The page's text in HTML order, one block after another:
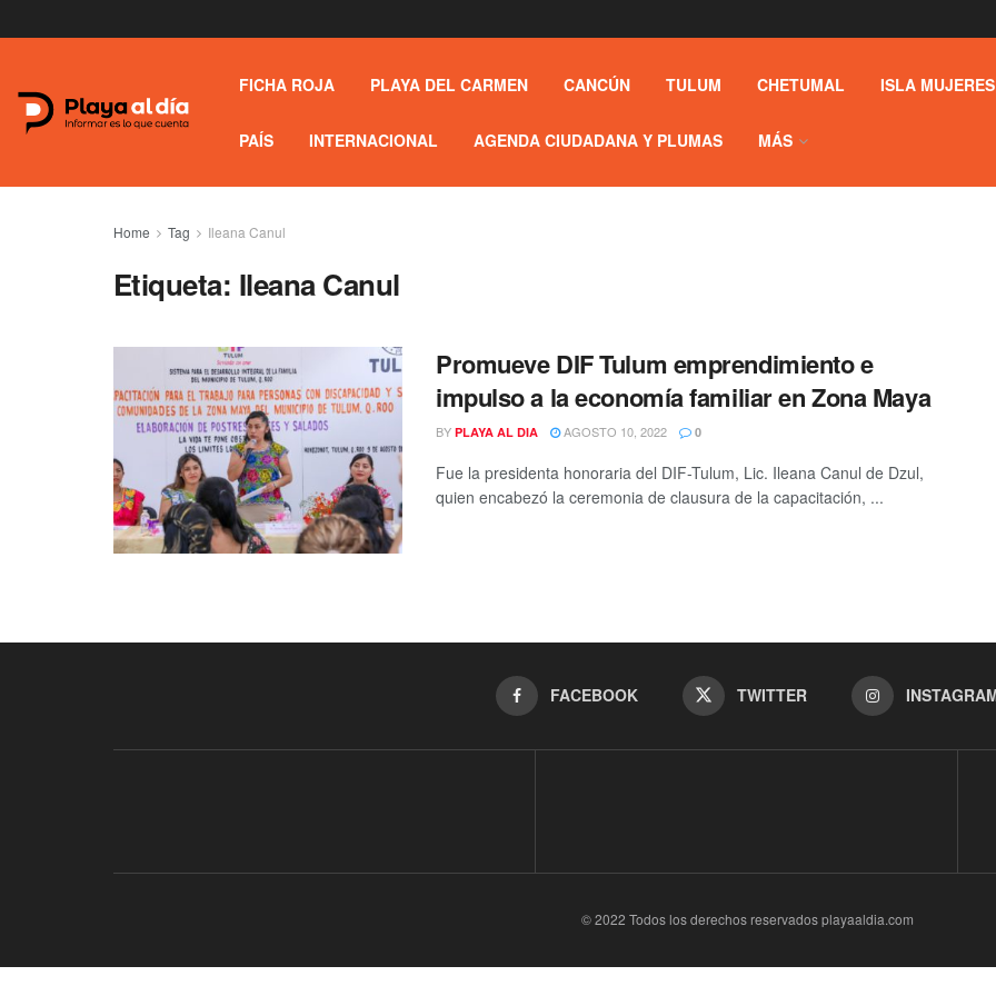
FICHA ROJA PLAYA DEL CARMEN CANCÚN TULUM CHETUMAL ISLA MUJERES
PAÍS INTERNACIONAL AGENDA CIUDADANA Y PLUMAS MÁS
Home Tag Ileana Canul
Etiqueta: Ileana Canul
Promueve DIF Tulum emprendimiento e
impulso a la economía familiar en Zona Maya
BY PLAYA AL DIA AGOSTO 10, 2022 0
Fue la presidenta honoraria del DIF-Tulum, Lic. Ileana Canul de Dzul,
quien encabezó la ceremonia de clausura de la capacitación, ...
FACEBOOK TWITTER
© 2022 Todos los derechos reservados playaaldia.com